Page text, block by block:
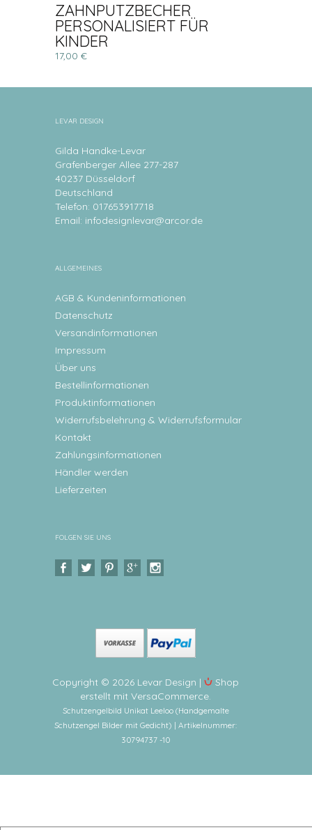
ZAHNPUTZBECHER
PERSONALISIERT FÜR
KINDER
17,00 €
LEVAR DESIGN
Gilda Handke-Levar
Grafenberger Allee 277-287
40237 Düsseldorf
Deutschland
Telefon: 017653917718
Email: infodesignlevar@arcor.de
ALLGEMEINES
AGB & Kundeninformationen
Datenschutz
Versandinformationen
Impressum
Über uns
Bestellinformationen
Produktinformationen
Widerrufsbelehrung & Widerrufsformular
Kontakt
Zahlungsinformationen
Händler werden
Lieferzeiten
FOLGEN SIE UNS
Copyright © 2026 Levar Design |
Shop
erstellt mit VersaCommerce.
Schutzengelbild Unikat Leeloo (Handgemalte
Schutzengel Bilder mit Gedicht) | Artikelnummer:
30794737 -10